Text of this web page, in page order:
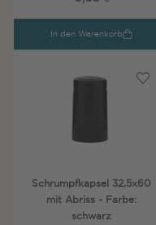
In den Warenkorb
Schrumpfkapsel 32,5x60
mit Abriss - Farbe:
schwarz